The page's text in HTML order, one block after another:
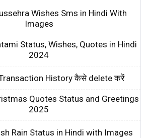
Wishes Sms in Hindi With
Images
Status, Wishes, Quotes in Hindi
2024
History कैसे delete करें
Quotes Status and Greetings
2025
Rain Status in Hindi with Images